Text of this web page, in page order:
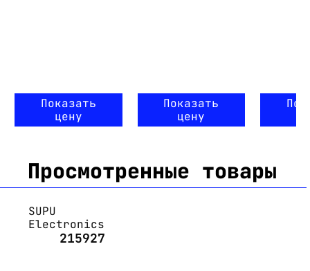
Показать
цену
Показать
цену
Просмотренные товары
SUPU
Electronics
215927